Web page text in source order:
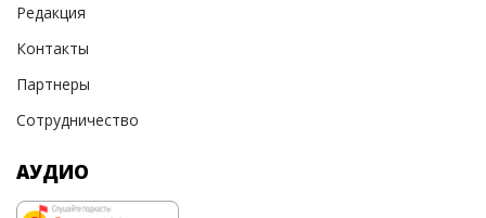
Редакция
Контакты
Партнеры
Сотрудничество
АУДИО